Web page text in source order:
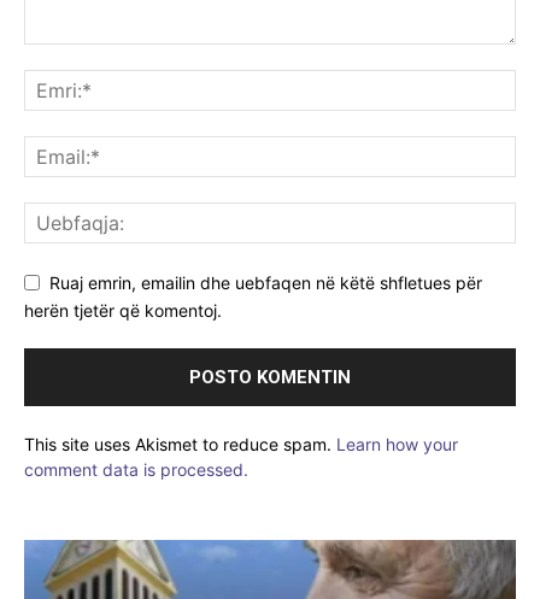
Ruaj emrin, emailin dhe uebfaqen në këtë shfletues për
herën tjetër që komentoj.
This site uses Akismet to reduce spam. Learn how your
comment data is processed.